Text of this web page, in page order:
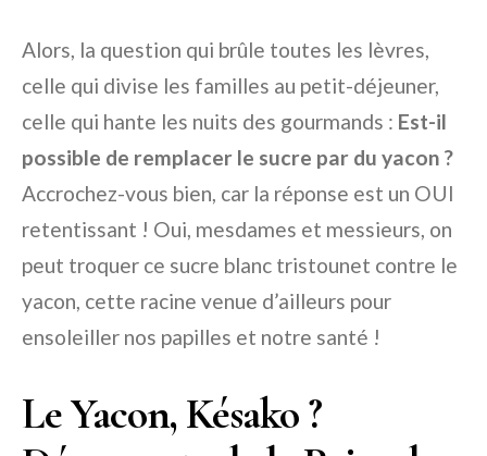
Alors, la question qui brûle toutes les lèvres,
celle qui divise les familles au petit-déjeuner,
celle qui hante les nuits des gourmands : Est-il
possible de remplacer le sucre par du yacon ?
Accrochez-vous bien, car la réponse est un OUI
retentissant ! Oui, mesdames et messieurs, on
peut troquer ce sucre blanc tristounet contre le
yacon, cette racine venue d’ailleurs pour
ensoleiller nos papilles et notre santé !
Le Yacon, Késako ?